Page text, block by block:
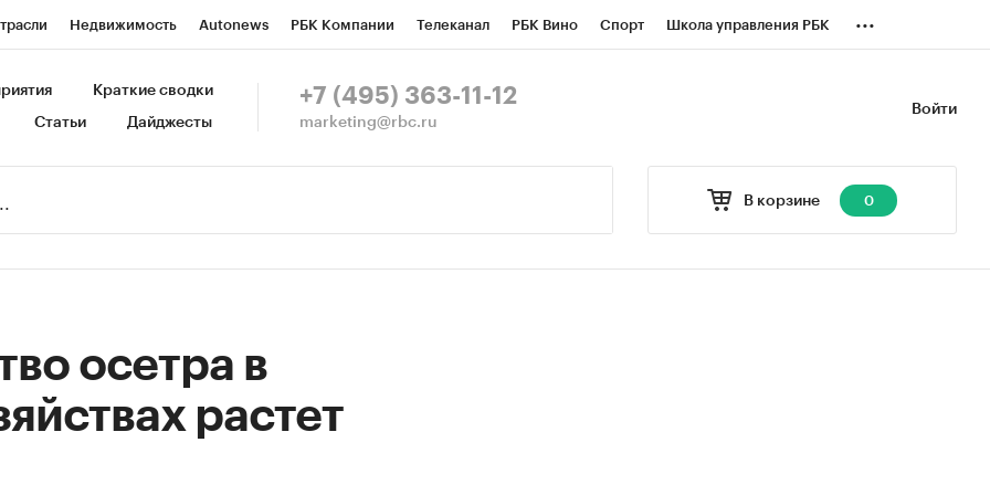
Недвижимость Autonews РБК Компании Телеканал РБК Вино Спорт Школа управления РБК
Спецпроекты СПб Конференции СПб Спецпроекты
...
Войти
Краткие сводки
Статьи Дайджесты
+7 (495) 363-11-12
marketing@rbc.ru
В корзине 0
осетра в
растет